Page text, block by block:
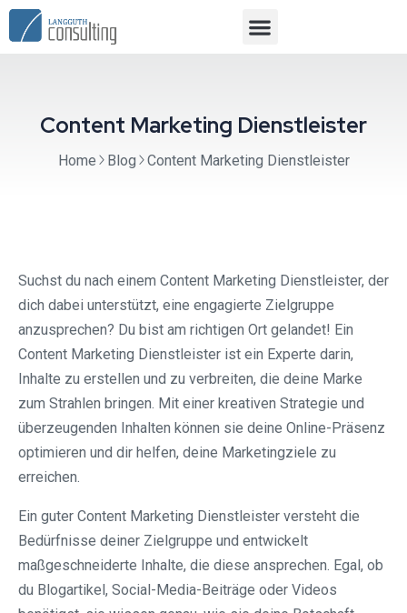
Content Marketing Dienstleister
Home Blog Content Marketing Dienstleister
Suchst du nach einem Content Marketing Dienstleister, der
dich dabei unterstützt, eine engagierte Zielgruppe
anzusprechen? Du bist am richtigen Ort gelandet! Ein
Content Marketing Dienstleister ist ein Experte darin,
Inhalte zu erstellen und zu verbreiten, die deine Marke
zum Strahlen bringen. Mit einer kreativen Strategie und
überzeugenden Inhalten können sie deine Online-Präsenz
optimieren und dir helfen, deine Marketingziele zu
erreichen.
Ein guter Content Marketing Dienstleister versteht die
Bedürfnisse deiner Zielgruppe und entwickelt
maßgeschneiderte Inhalte, die diese ansprechen. Egal, ob
du Blogartikel, Social-Media-Beiträge oder Videos